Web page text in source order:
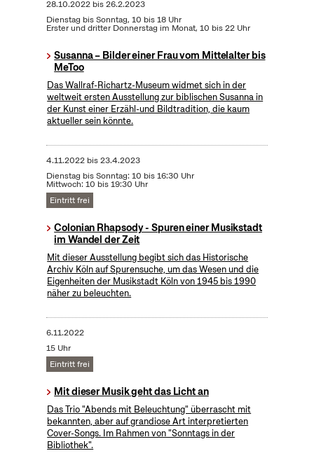
28.10.2022bis26.2.2023
Dienstag bis Sonntag, 10 bis 18 Uhr
Erster und dritter Donnerstag im Monat, 10 bis 22 Uhr
Susanna – Bilder einer Frau vom Mittelalter bis
MeToo
Das Wallraf-Richartz-Museum widmet sich in der
weltweit ersten Ausstellung zur biblischen Susanna in
der Kunst einer Erzähl-und Bildtradition, die kaum
aktueller sein könnte.
4.11.2022bis23.4.2023
Dienstag bis Sonntag: 10 bis 16:30 Uhr
Mittwoch: 10 bis 19:30 Uhr
Eintritt frei
Colonian Rhapsody - Spuren einer Musikstadt
im Wandel der Zeit
Mit dieser Ausstellung begibt sich das Historische
Archiv Köln auf Spurensuche, um das Wesen und die
Eigenheiten der Musikstadt Köln von 1945 bis 1990
näher zu beleuchten.
6.11.2022
15 Uhr
Eintritt frei
Mit dieser Musik geht das Licht an
Das Trio "Abends mit Beleuchtung" überrascht mit
bekannten, aber auf grandiose Art interpretierten
Cover-Songs. Im Rahmen von "Sonntags in der
Bibliothek".